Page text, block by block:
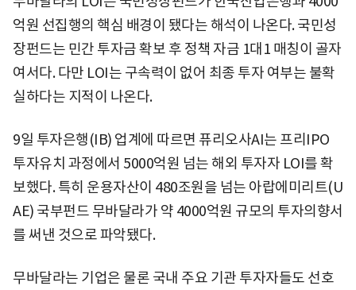
억원 선집행의 핵심 배경이 됐다는 해석이 나온다. 국민성
장펀드는 민간 투자금 확보 후 정책 자금 1대1 매칭이 골자
여서다. 다만 LOI는 구속력이 없어 최종 투자 여부는 불확
실하다는 지적이 나온다.
9일 투자은행(IB) 업계에 따르면 퓨리오사AI는 프리IPO
투자유치 과정에서 5000억원 넘는 해외 투자자 LOI를 확
보했다. 특히 운용자산이 480조원을 넘는 아랍에미리트(U
AE) 국부펀드 무바달라가 약 4000억원 규모의 투자의향서
를 써낸 것으로 파악됐다.
무바달라는 기업은 물론 국내 주요 기관 투자자들도 선호